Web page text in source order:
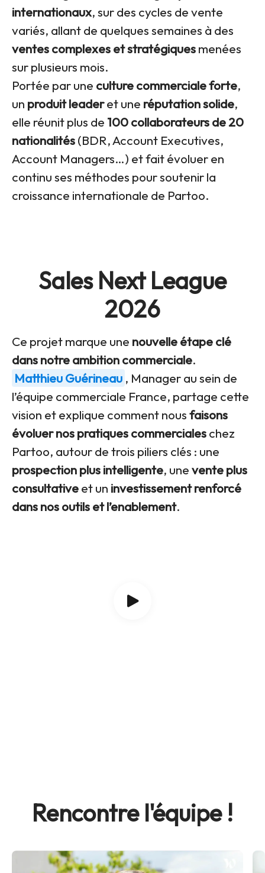
internationaux, sur des cycles de vente
variés, allant de quelques semaines à des
ventes complexes et stratégiquesmenées
sur plusieurs mois.
Portée par une culture commerciale forte,
un produit leaderet une réputation solide,
elle réunit plus de 100 collaborateurs de 20
nationalités(BDR, Account Executives,
Account Managers…) et fait évoluer en
continu ses méthodes pour soutenir la
croissance internationale de Partoo.
Sales Next League
2026
Ce projet marque une nouvelle étape clé
dans notre ambition commerciale.
Matthieu Guérineau , Manager au sein de
l’équipe commerciale France, partage cette
vision et explique comment nousfaisons
évoluer nos pratiques commercialeschez
Partoo, autour de trois piliers clés : une
prospection plus intelligente, unevente plus
consultativeet un investissement renforcé
dans nos outils et l’enablement.
Rencontre l'équipe !